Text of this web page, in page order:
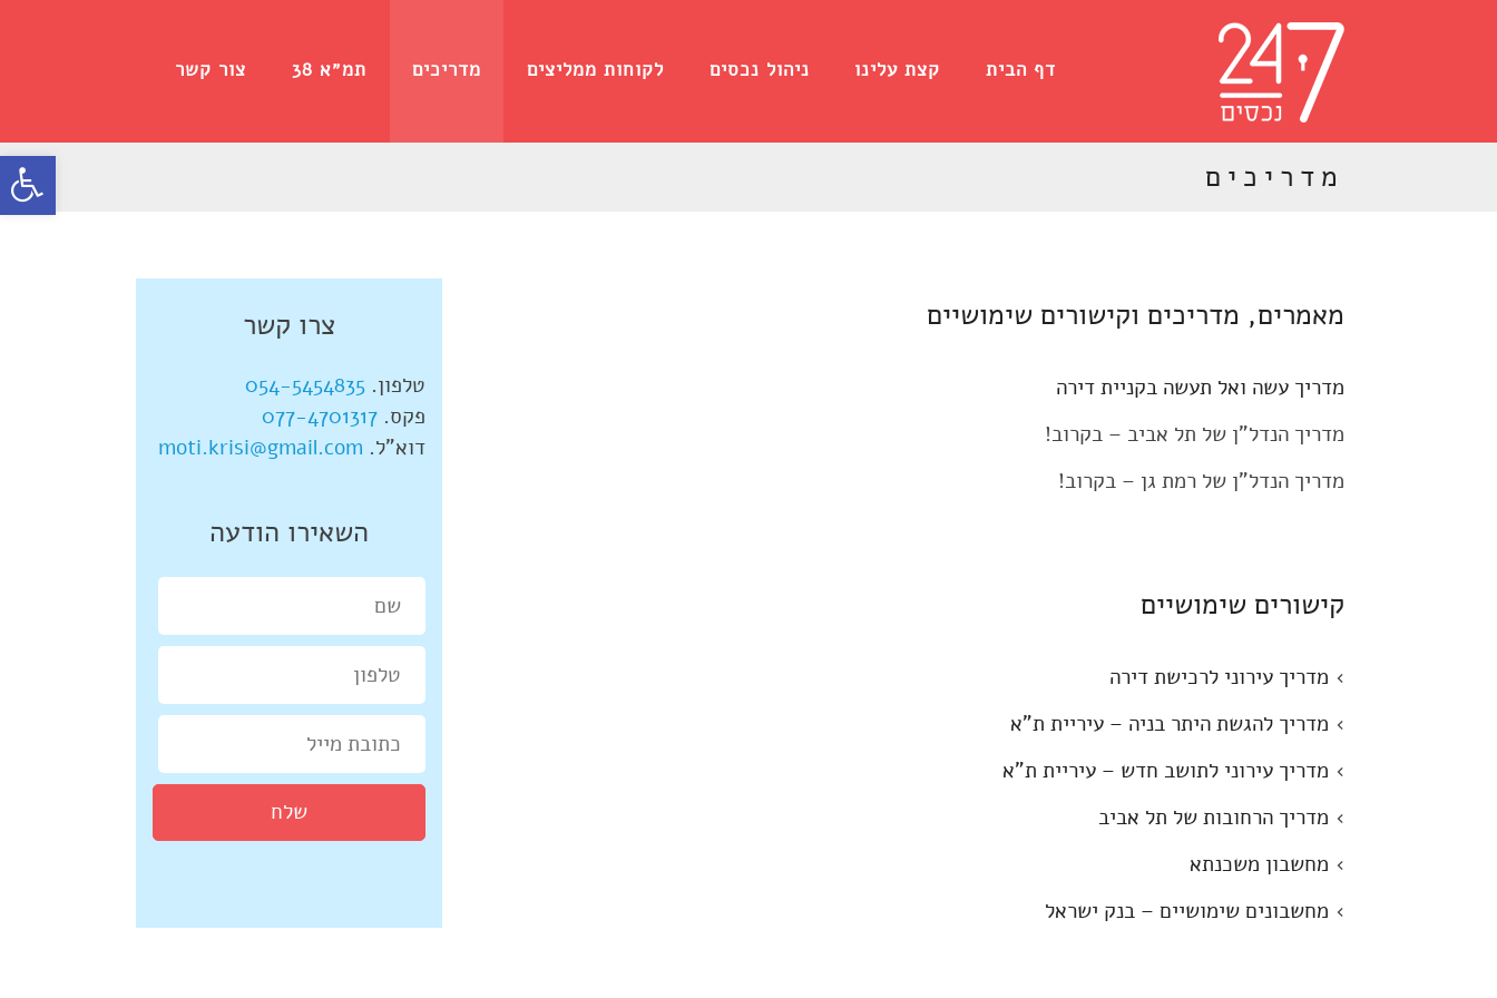
דף הבית קצת עלינו ניהול נכסים לקוחות ממליצים מדריכים תמ״א 38 צור קשר
מדריכים
מאמרים, מדריכים וקישורים שימושיים
מדריך עשה ואל תעשה בקניית דירה
מדריך הנדל"ן של תל אביב – בקרוב!
מדריך הנדל"ן של רמת גן – בקרוב!
קישורים שימושיים
› מדריך עירוני לרכישת דירה
› מדריך להגשת היתר בניה – עיריית ת"א
› מדריך עירוני לתושב חדש – עיריית ת"א
› מדריך הרחובות של תל אביב
› מחשבון משכנתא
› מחשבונים שימושיים – בנק ישראל
צרו קשר
טלפון. 054-5454835
פקס. 077-4701317
דוא"ל. moti.krisi@gmail.com
השאירו הודעה